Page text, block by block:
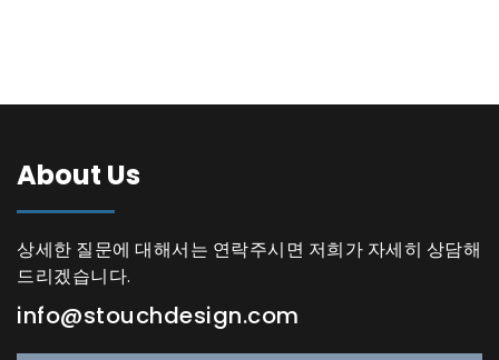
About Us
상세한 질문에 대해서는 연락주시면 저희가 자세히 상담해
드리겠습니다.
info@stouchdesign.com